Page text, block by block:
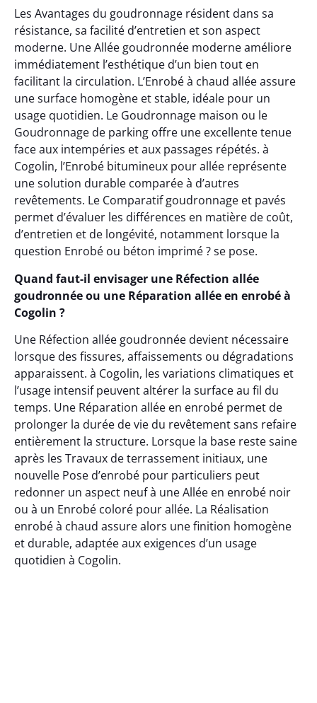
Les Avantages du goudronnage résident dans sa
résistance, sa facilité d’entretien et son aspect
moderne. Une Allée goudronnée moderne améliore
immédiatement l’esthétique d’un bien tout en
facilitant la circulation. L’Enrobé à chaud allée assure
une surface homogène et stable, idéale pour un
usage quotidien. Le Goudronnage maison ou le
Goudronnage de parking offre une excellente tenue
face aux intempéries et aux passages répétés. à
Cogolin, l’Enrobé bitumineux pour allée représente
une solution durable comparée à d’autres
revêtements. Le Comparatif goudronnage et pavés
permet d’évaluer les différences en matière de coût,
d’entretien et de longévité, notamment lorsque la
question Enrobé ou béton imprimé ? se pose.
Quand faut-il envisager une Réfection allée
goudronnée ou une Réparation allée en enrobé à
Cogolin ?
Une Réfection allée goudronnée devient nécessaire
lorsque des fissures, affaissements ou dégradations
apparaissent. à Cogolin, les variations climatiques et
l’usage intensif peuvent altérer la surface au fil du
temps. Une Réparation allée en enrobé permet de
prolonger la durée de vie du revêtement sans refaire
entièrement la structure. Lorsque la base reste saine
après les Travaux de terrassement initiaux, une
nouvelle Pose d’enrobé pour particuliers peut
redonner un aspect neuf à une Allée en enrobé noir
ou à un Enrobé coloré pour allée. La Réalisation
enrobé à chaud assure alors une finition homogène
et durable, adaptée aux exigences d’un usage
quotidien à Cogolin.